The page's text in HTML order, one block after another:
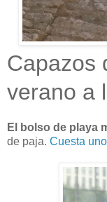
Capazos
verano a
El bolso de playa
de paja. Cuesta